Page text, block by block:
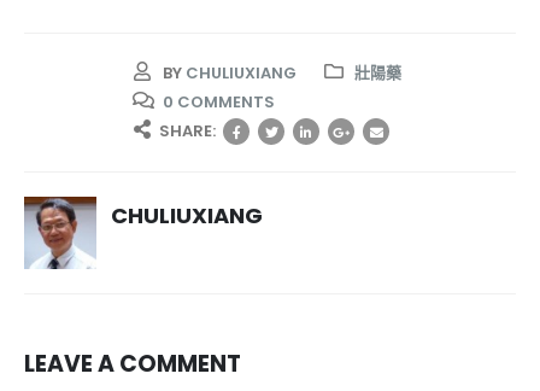
BY CHULIUXIANG
壯陽藥
0 COMMENTS
SHARE:
CHULIUXIANG
LEAVE A COMMENT